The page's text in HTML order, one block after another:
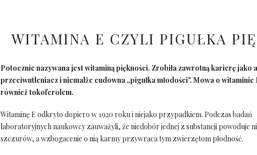
WITAMINA E CZYLI PIGUŁKA
Potocznie nazywana jest witaminą piękności. Zrobiła zawrotną karierę jako
przeciwutleniacz i niemalże cudowna „pigułka młodości". Mowa o witaminie
również tokoferolem.
Witaminę E odkryto dopiero w 1920 roku i niejako przypadkiem. Podczas badań
laboratoryjnych naukowcy zauważyli, że niedobór jednej z substancji powoduje
szczurów, a wzbogacenie o nią karmy przywraca tym zwierzętom płodność.